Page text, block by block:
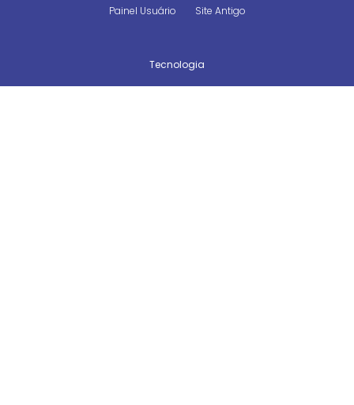
Painel Usuário
Site Antigo
Tecnologia